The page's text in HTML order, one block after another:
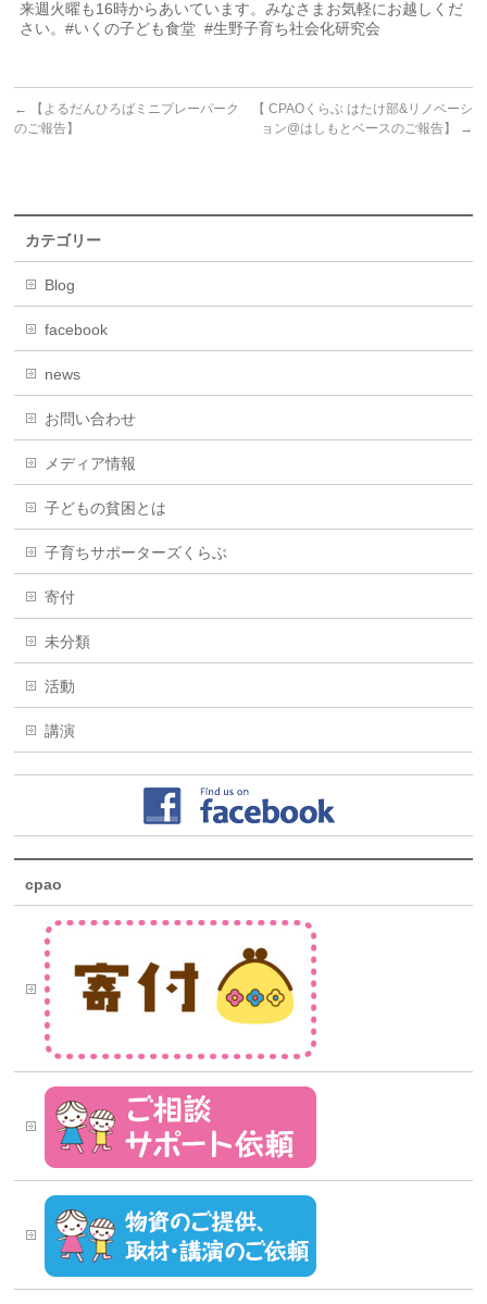
来週火曜も16時からあいています。みなさまお気軽にお越しくだ
さい。#いくの子ども食堂 #生野子育ち社会化研究会
←
【よるだんひろばミニプレーパーク
のご報告】
【 CPAOくらぶ はたけ部&リノベーシ
ョン@はしもとベースのご報告】
→
カテゴリー
Blog
facebook
news
お問い合わせ
メディア情報
子どもの貧困とは
子育ちサポーターズくらぶ
寄付
未分類
活動
講演
cpao